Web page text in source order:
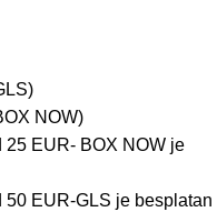
NOW)
EUR- BOX NOW je
EUR-GLS je besplatan